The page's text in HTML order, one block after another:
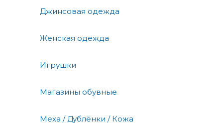
Джинсовая одежда
Женская одежда
Игрушки
Магазины обувные
Меха / Дублёнки / Кожа